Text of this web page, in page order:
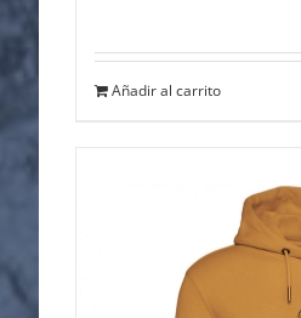
Añadir al carrito